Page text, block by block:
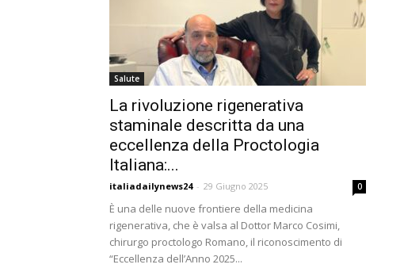
Salute
La rivoluzione rigenerativa
staminale descritta da una
eccellenza della Proctologia
Italiana:...
italiadailynews24 - 29 Giugno 2025 0
È una delle nuove frontiere della medicina
rigenerativa, che è valsa al Dottor Marco Cosimi,
chirurgo proctologo Romano, il riconoscimento di
“Eccellenza dell’Anno 2025...